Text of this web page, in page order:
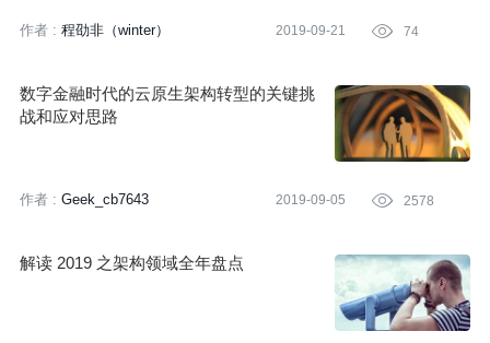
作者 : 程劭非（winter） 2019-09-21  74
数字金融时代的云原生架构转型的关键挑
战和应对思路
作者 : Geek_cb7643 2019-09-05  2578
解读 2019 之架构领域全年盘点